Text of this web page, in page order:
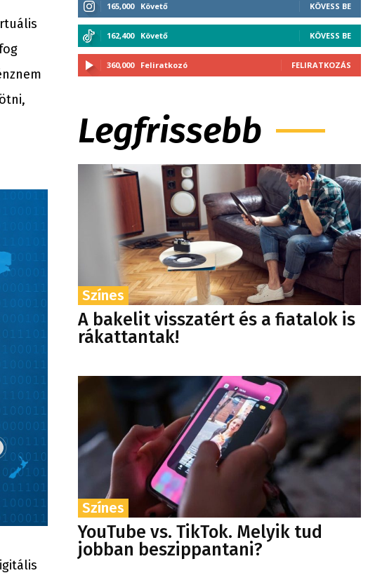
165,000 Követő KÖVESS BE
162,400 Követő KÖVESS BE
360,000 Feliratkozó FELIRATKOZÁS
Legfrissebb
Színes
A bakelit visszatért és a fiatalok is
rákattantak!
Színes
YouTube vs. TikTok. Melyik tud
jobban beszippantani?